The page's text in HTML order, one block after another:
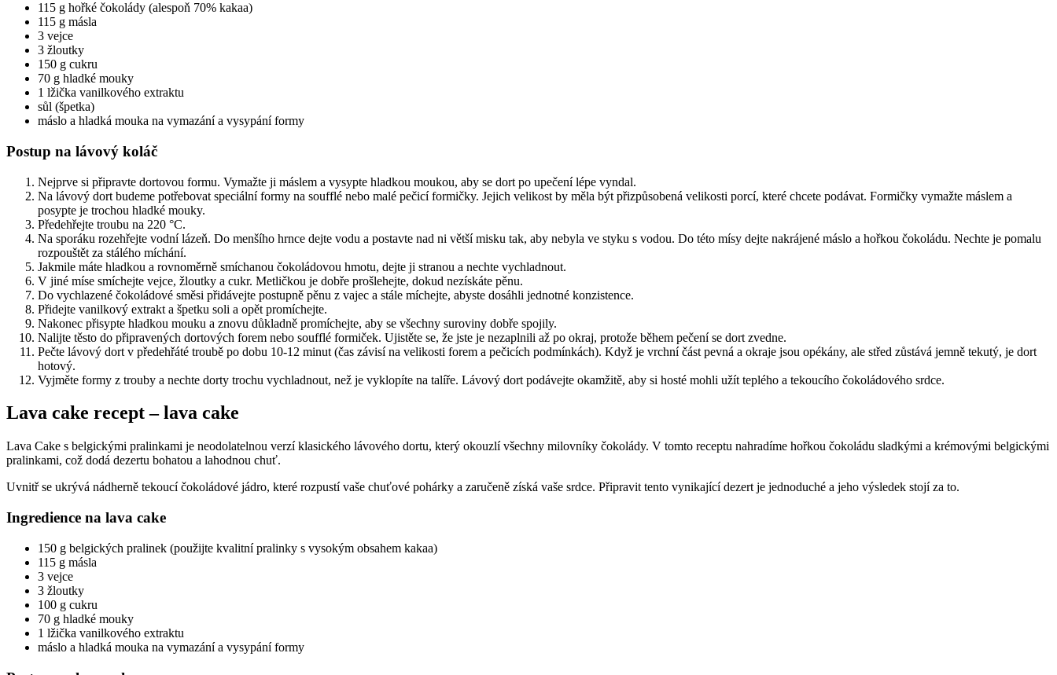
115 g hořké čokolády (alespoň 70% kakaa)
115 g másla
3 vejce
3 žloutky
150 g cukru
70 g hladké mouky
1 lžička vanilkového extraktu
sůl (špetka)
máslo a hladká mouka na vymazání a vysypání formy
Postup na lávový koláč
Nejprve si připravte dortovou formu. Vymažte ji máslem a vysypte hladkou moukou, aby se dort po upečení lépe vyndal.
Na lávový dort budeme potřebovat speciální formy na soufflé nebo malé pečicí formičky. Jejich velikost by měla být přizpůsobená velikosti porcí, které chcete podávat. Formičky vymažte máslem a
posypte je trochou hladké mouky.
Předehřejte troubu na 220 °C.
Na sporáku rozehřejte vodní lázeň. Do menšího hrnce dejte vodu a postavte nad ni větší misku tak, aby nebyla ve styku s vodou. Do této mísy dejte nakrájené máslo a hořkou čokoládu. Nechte je pomalu
rozpouštět za stálého míchání.
Jakmile máte hladkou a rovnoměrně smíchanou čokoládovou hmotu, dejte ji stranou a nechte vychladnout.
V jiné míse smíchejte vejce, žloutky a cukr. Metličkou je dobře prošlehejte, dokud nezískáte pěnu.
Do vychlazené čokoládové směsi přidávejte postupně pěnu z vajec a stále míchejte, abyste dosáhli jednotné konzistence.
Přidejte vanilkový extrakt a špetku soli a opět promíchejte.
Nakonec přisypte hladkou mouku a znovu důkladně promíchejte, aby se všechny suroviny dobře spojily.
Nalijte těsto do připravených dortových forem nebo soufflé formiček. Ujistěte se, že jste je nezaplnili až po okraj, protože během pečení se dort zvedne.
Pečte lávový dort v předehřáté troubě po dobu 10-12 minut (čas závisí na velikosti forem a pečicích podmínkách). Když je vrchní část pevná a okraje jsou opékány, ale střed zůstává jemně tekutý, je dort
hotový.
Vyjměte formy z trouby a nechte dorty trochu vychladnout, než je vyklopíte na talíře. Lávový dort podávejte okamžitě, aby si hosté mohli užít teplého a tekoucího čokoládového srdce.
Lava cake recept – lava cake
Lava Cake s belgickými pralinkami je neodolatelnou verzí klasického lávového dortu, který okouzlí všechny milovníky čokolády. V tomto receptu nahradíme hořkou čokoládu sladkými a krémovými belgickými
pralinkami, což dodá dezertu bohatou a lahodnou chuť.
Uvnitř se ukrývá nádherně tekoucí čokoládové jádro, které rozpustí vaše chuťové pohárky a zaručeně získá vaše srdce. Připravit tento vynikající dezert je jednoduché a jeho výsledek stojí za to.
Ingredience na lava cake
150 g belgických pralinek (použijte kvalitní pralinky s vysokým obsahem kakaa)
115 g másla
3 vejce
3 žloutky
100 g cukru
70 g hladké mouky
1 lžička vanilkového extraktu
máslo a hladká mouka na vymazání a vysypání formy